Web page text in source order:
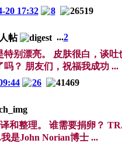
20 17:32 8 26519
别漂亮。 皮肤很白，谈
吗？ 朋友们，祝福我成功 ...
...2
26 41469
和整理。 谁需要捐卵？
是John Norian博士 ...